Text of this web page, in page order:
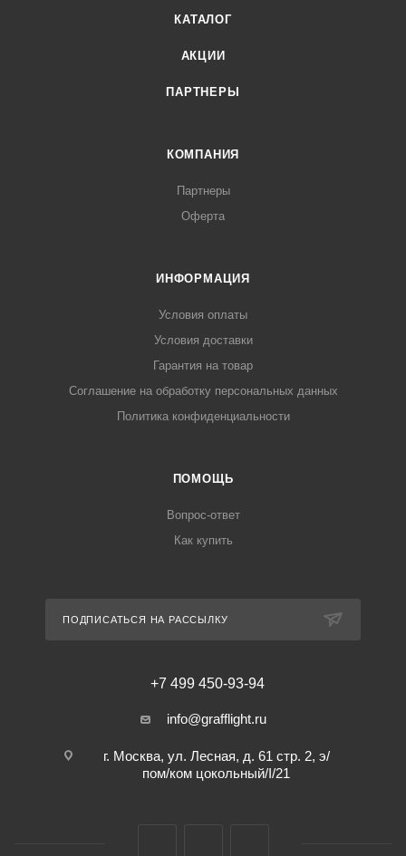
КАТАЛОГ
АКЦИИ
ПАРТНЕРЫ
КОМПАНИЯ
Партнеры
Оферта
ИНФОРМАЦИЯ
Условия оплаты
Условия доставки
Гарантия на товар
Соглашение на обработку персональных данных
Политика конфиденциальности
ПОМОЩЬ
Вопрос-ответ
Как купить
ПОДПИСАТЬСЯ НА РАССЫЛКУ
+7 499 450-93-94
info@grafflight.ru
г. Москва, ул. Лесная, д. 61 стр. 2, э/
пом/ком цокольный/I/21